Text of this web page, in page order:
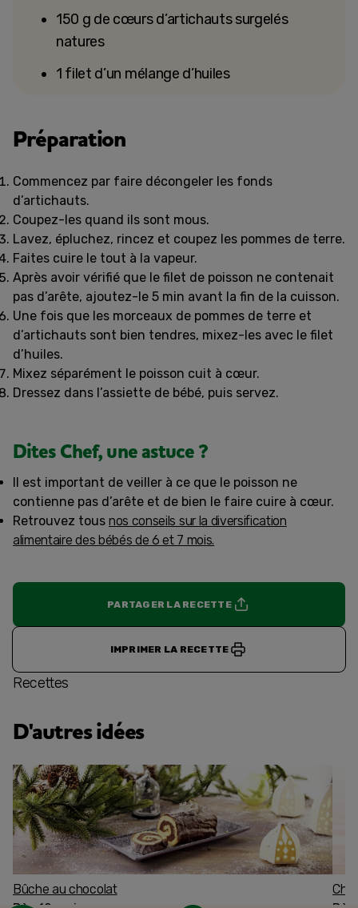
150 g de cœurs d’artichauts surgelés
natures
1 filet d’un mélange d’huiles
Préparation
Commencez par faire décongeler les fonds
d’artichauts.
Coupez-les quand ils sont mous.
Lavez, épluchez, rincez et coupez les pommes de terre.
Faites cuire le tout à la vapeur.
Après avoir vérifié que le filet de poisson ne contenait
pas d’arête, ajoutez-le 5 min avant la fin de la cuisson.
Une fois que les morceaux de pommes de terre et
d’artichauts sont bien tendres, mixez-les avec le filet
d’huiles.
Mixez séparément le poisson cuit à cœur.
Dressez dans l’assiette de bébé, puis servez.
Dites Chef, une astuce ?
Il est important de veiller à ce que le poisson ne
contienne pas d’arête et de bien le faire cuire à cœur.
Retrouvez tous nos conseils sur la diversification
alimentaire des bébés de 6 et 7 mois.
PARTAGER LA RECETTE
IMPRIMER LA RECETTE
Recettes
D'autres idées
Bûche au chocolat